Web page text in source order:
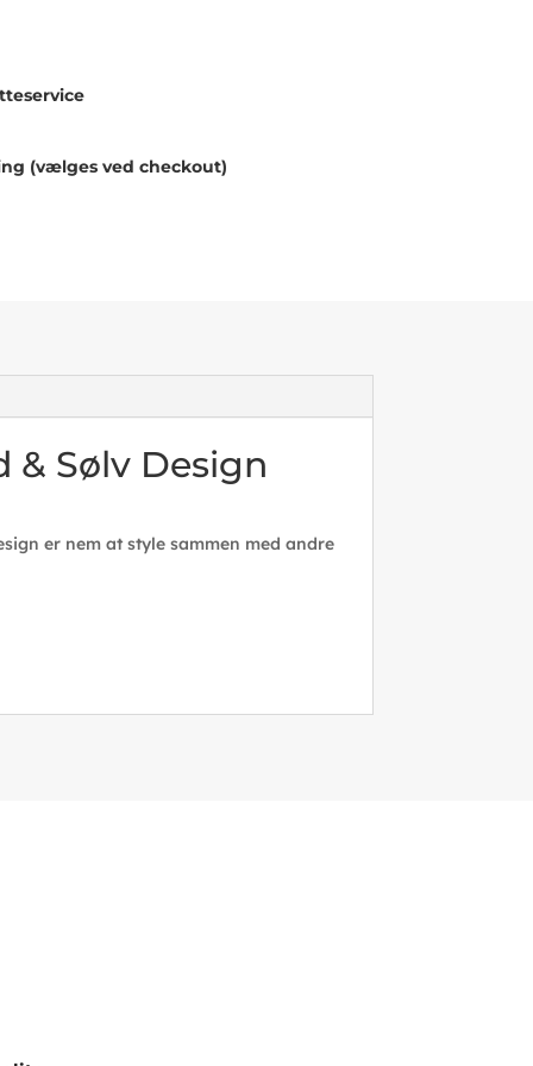
(vælges ved checkout)
Sølv Design
er nem at style sammen med andre